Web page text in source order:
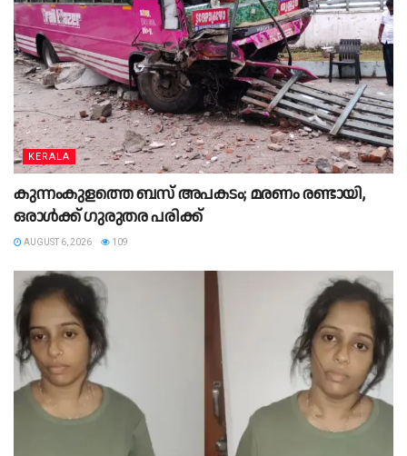
KERALA
കുന്നംകുളത്തെ ബസ് അപകടം; മരണം രണ്ടായി,
ഒരാള്‍ക്ക് ഗുരുതര പരിക്ക്
AUGUST 6, 2026 109